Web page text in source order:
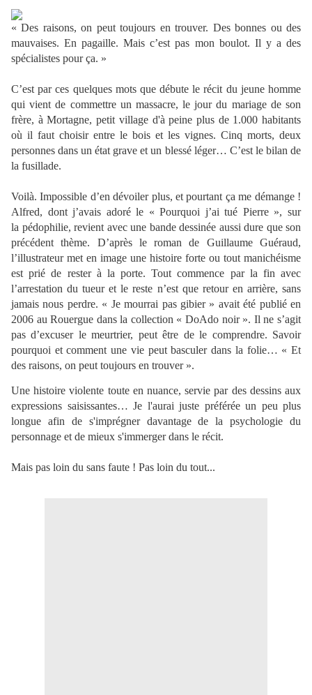
« Des raisons, on peut toujours en trouver. Des bonnes ou des
mauvaises. En pagaille. Mais c’est pas mon boulot. Il y a des
spécialistes pour ça. »
C’est par ces quelques mots que débute le récit du jeune homme
qui vient de commettre un massacre, le jour du mariage de son
frère, à Mortagne, petit village d'à peine plus de 1.000 habitants
où il faut choisir entre le bois et les vignes. Cinq morts, deux
personnes dans un état grave et un blessé léger… C’est le bilan de
la fusillade.
Voilà. Impossible d’en dévoiler plus, et pourtant ça me démange !
Alfred, dont j’avais adoré le « Pourquoi j’ai tué Pierre », sur
la pédophilie, revient avec une bande dessinée aussi dure que son
précédent thème. D’après le roman de Guillaume Guéraud,
l’illustrateur met en image une histoire forte ou tout manichéisme
est prié de rester à la porte. Tout commence par la fin avec
l’arrestation du tueur et le reste n’est que retour en arrière, sans
jamais nous perdre. « Je mourrai pas gibier » avait été publié en
2006 au Rouergue dans la collection « DoAdo noir ». Il ne s’agit
pas d’excuser le meurtrier, peut être de le comprendre. Savoir
pourquoi et comment une vie peut basculer dans la folie… « Et
des raisons, on peut toujours en trouver ».
Une histoire violente toute en nuance, servie par des dessins aux
expressions saisissantes… Je l'aurai juste préférée un peu plus
longue afin de s'imprégner davantage de la psychologie du
personnage et de mieux s'immerger dans le récit.
Mais pas loin du sans faute ! Pas loin du tout...